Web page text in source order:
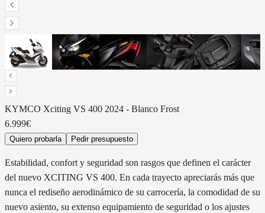
KYMCO Xciting VS 400 2024 - Blanco Frost
6.999€
Quiero probarla Pedir presupuesto
Estabilidad, confort y seguridad son rasgos que definen el carácter
del nuevo XCITING VS 400. En cada trayecto apreciarás más que
nunca el rediseño aerodinámico de su carrocería, la comodidad de su
nuevo asiento, su extenso equipamiento de seguridad o los ajustes